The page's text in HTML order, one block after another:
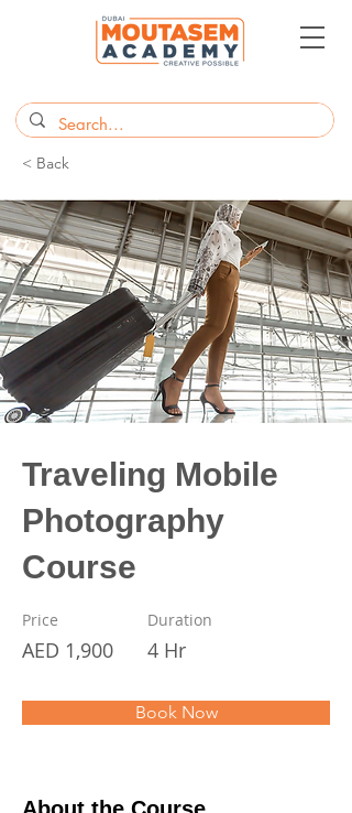
< Back
Traveling Mobile
Photography
Course
Price
AED 1,900
Duration
4 Hr
Book Now